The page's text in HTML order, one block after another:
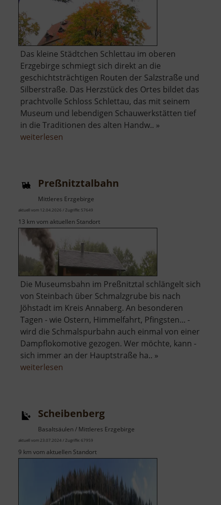
Das kleine Städtchen Schlettau im oberen
Erzgebirge schmiegt sich direkt an die
geschichtsträchtigen Routen der Salzstraße und
Silberstraße. Das Herzstück des Ortes bildet das
prachtvolle Schloss Schlettau, das mit seinem
Museum und lebendigen Schauwerkstätten tief
in die Traditionen des alten Handw.. »
weiterlesen
Preßnitztalbahn
Mittleres Erzgebirge
aktuell vom 12.04.2026 / Zugriffe: 57649
13 km vom aktuellen Standort
Die Museumsbahn im Preßnitztal schlängelt sich
von Steinbach über Schmalzgrube bis nach
Jöhstadt im Kreis Annaberg. An besonderen
Tagen - wie Ostern, Himmelfahrt, Pfingsten... -
wird die Schmalspurbahn auch einmal von einer
Dampflokomotive gezogen. Wer möchte, kann -
sich immer an der Hauptstraße ha.. »
weiterlesen
Scheibenberg
Basaltsäulen / Mittleres Erzgebirge
aktuell vom 23.07.2024 / Zugriffe: 67959
9 km vom aktuellen Standort